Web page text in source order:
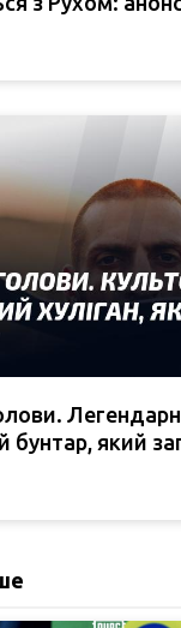
бунтар, який